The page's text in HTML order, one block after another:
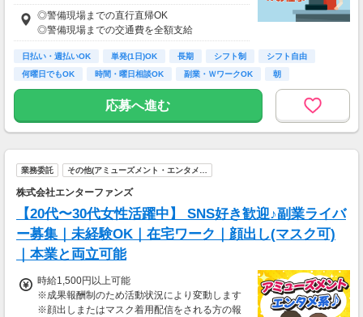
◎日払い制度の利用も可能（規定あり）
◎有資格者は日給+2,000円（一般路線は+1,000
円）
◎資格取得費用は当社全額負担
※65歳以上の方は下記給与になります
70～79歳：日勤／日給1万500円
◎警備現場までの直行直帰OK
◎警備現場までの交通費を全額支給
日払い・週払いOK 単発(1日)OK 長期 シフト制
シフト自由
何曜日でもOK
時間・曜日相談OK 副業・ＷワークOK 朝
応募へ進む
業務委託 その他(アミューズメント・エンタメ…
株式会社エンターファンズ
【20代〜30代女性活躍中】 SNS好き歓迎♪副業ライバ
ー募集｜未経験OK｜在宅ワーク｜顔出し(マスク可)
｜本業と両立可能
時給1,500円以上可能
※成果報酬制のため活動状況により変動します
※顔出しまたはマスク着用配信をされる方の報